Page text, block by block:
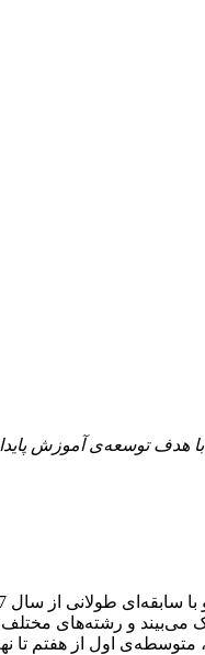
موسسه علمی رحمانی در کرج فعالیت
اول از هفتم تا